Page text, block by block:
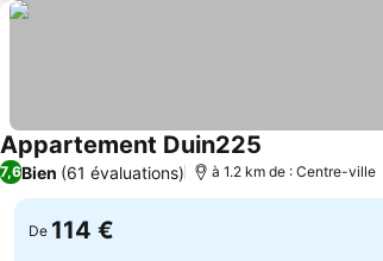
Appartement Duin225
7,6Bien (61 évaluations) à 1.2 km de : Centre-ville
De 114 €